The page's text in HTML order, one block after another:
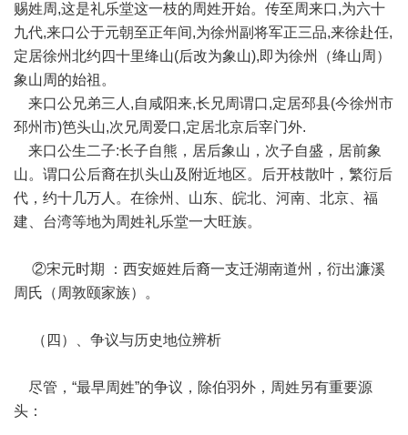
赐姓周,这是礼乐堂这一枝的周姓开始。传至周来口,为六十
九代,来口公于元朝至正年间,为徐州副将军正三品,来徐赴任,
定居徐州北约四十里绛山(后改为象山),即为徐州（绛山周）
象山周的始祖。
来口公兄弟三人,自咸阳来,长兄周谓口,定居邳县(今徐州市
邳州市)笆头山,次兄周爱口,定居北京后宰门外.
来口公生二子:长子自熊，居后象山，次子自盛，居前象
山。谓口公后裔在扒头山及附近地区。后开枝散叶，繁衍后
代，约十几万人。在徐州、山东、皖北、河南、北京、福
建、台湾等地为周姓礼乐堂一大旺族。
②宋元时期 ：西安姬姓后裔一支迁湖南道州，衍出濂溪
周氏（周敦颐家族）。
️ （四）、争议与历史地位辨析
尽管，“最早周姓”的争议，除伯羽外，周姓另有重要源
头：